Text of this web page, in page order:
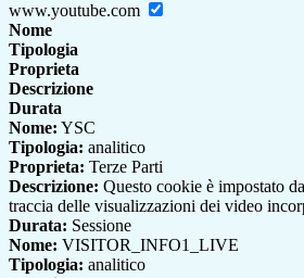
www.youtube.com
Nome
Tipologia
Proprieta
Descrizione
Durata
Nome: YSC
Tipologia: analitico
Proprieta: Terze Parti
Descrizione: Questo cookie è impostato
traccia delle visualizzazioni dei video
Durata: Sessione
Nome: VISITOR_INFO1_LIVE
Tipologia: analitico